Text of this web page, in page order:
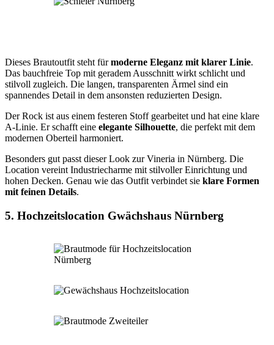
Dieses Brautoutfit steht fürmoderne Eleganz mit klarer Linie.
Das bauchfreie Top mit geradem Ausschnitt wirkt schlicht und
stilvoll zugleich. Die langen, transparenten Ärmel sind ein
spannendes Detail in dem ansonsten reduzierten Design.
Der Rock ist aus einem festeren Stoff gearbeitet und hat eine klare
A-Linie. Er schafft eine elegante Silhouette, die perfekt mit dem
modernen Oberteil harmoniert.
Besonders gut passt dieser Look zur Vineria in Nürnberg. Die
Location vereint Industriecharme mit stilvoller Einrichtung und
hohen Decken. Genau wie das Outfit verbindet sie klare Formen
mit feinen Details.
5. Hochzeitslocation Gwächshaus Nürnberg